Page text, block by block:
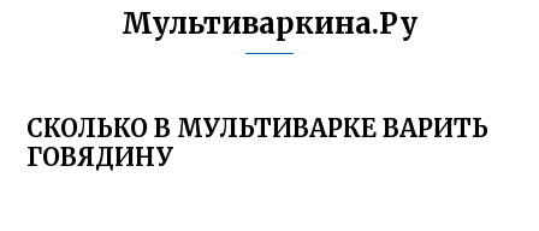
Мультиваркина.Ру
СКОЛЬКО В МУЛЬТИВАРКЕ ВАРИТЬ
ГОВЯДИНУ